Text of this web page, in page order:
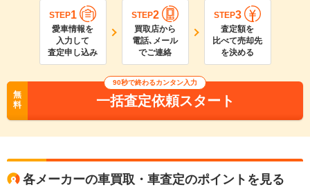
STEP1
愛車情報を
入力して
査定申し込み
STEP2
買取店から
電話､メール
でご連絡
STEP3
査定額を
比べて売却先
を決める
無
料
90秒で終わるカンタン入力
一括査定依頼スタート
各メーカーの車買取・車査定のポイントを見る